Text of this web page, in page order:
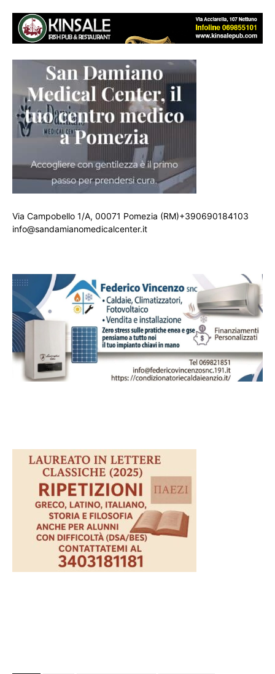
Via Campobello 1/A, 00071 Pomezia (RM)+390690184103
info@sandamianomedicalcenter.it